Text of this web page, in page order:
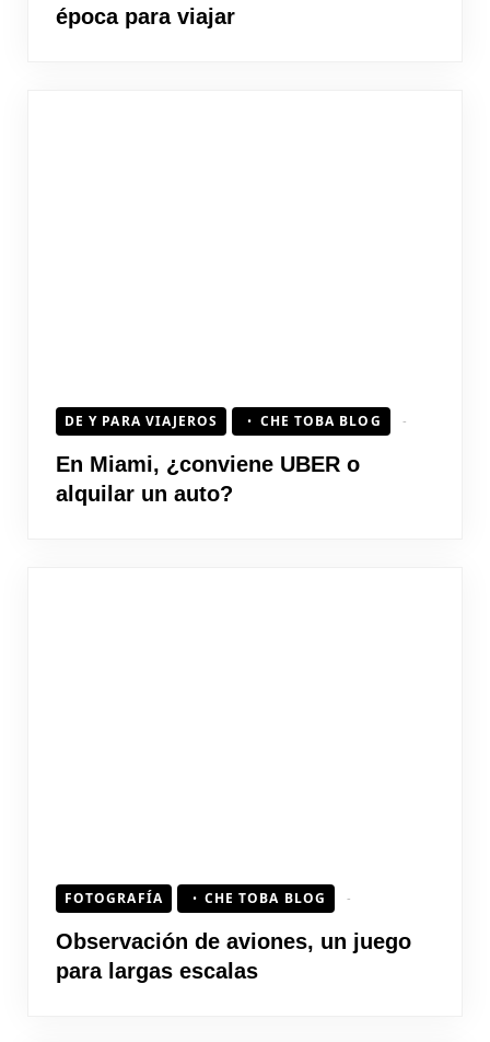
época para viajar
DE Y PARA VIAJEROS CHE TOBA BLOG
En Miami, ¿conviene UBER o
alquilar un auto?
FOTOGRAFÍA CHE TOBA BLOG
Observación de aviones, un juego
para largas escalas